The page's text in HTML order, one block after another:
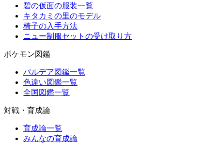
碧の仮面の服装一覧
キタカミの里のモデル
椅子の入手方法
ニュー制服セットの受け取り方
ポケモン図鑑
パルデア図鑑一覧
色違い図鑑一覧
全国図鑑一覧
対戦・育成論
育成論一覧
みんなの育成論